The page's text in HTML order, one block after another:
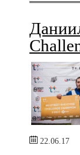
22.06.17